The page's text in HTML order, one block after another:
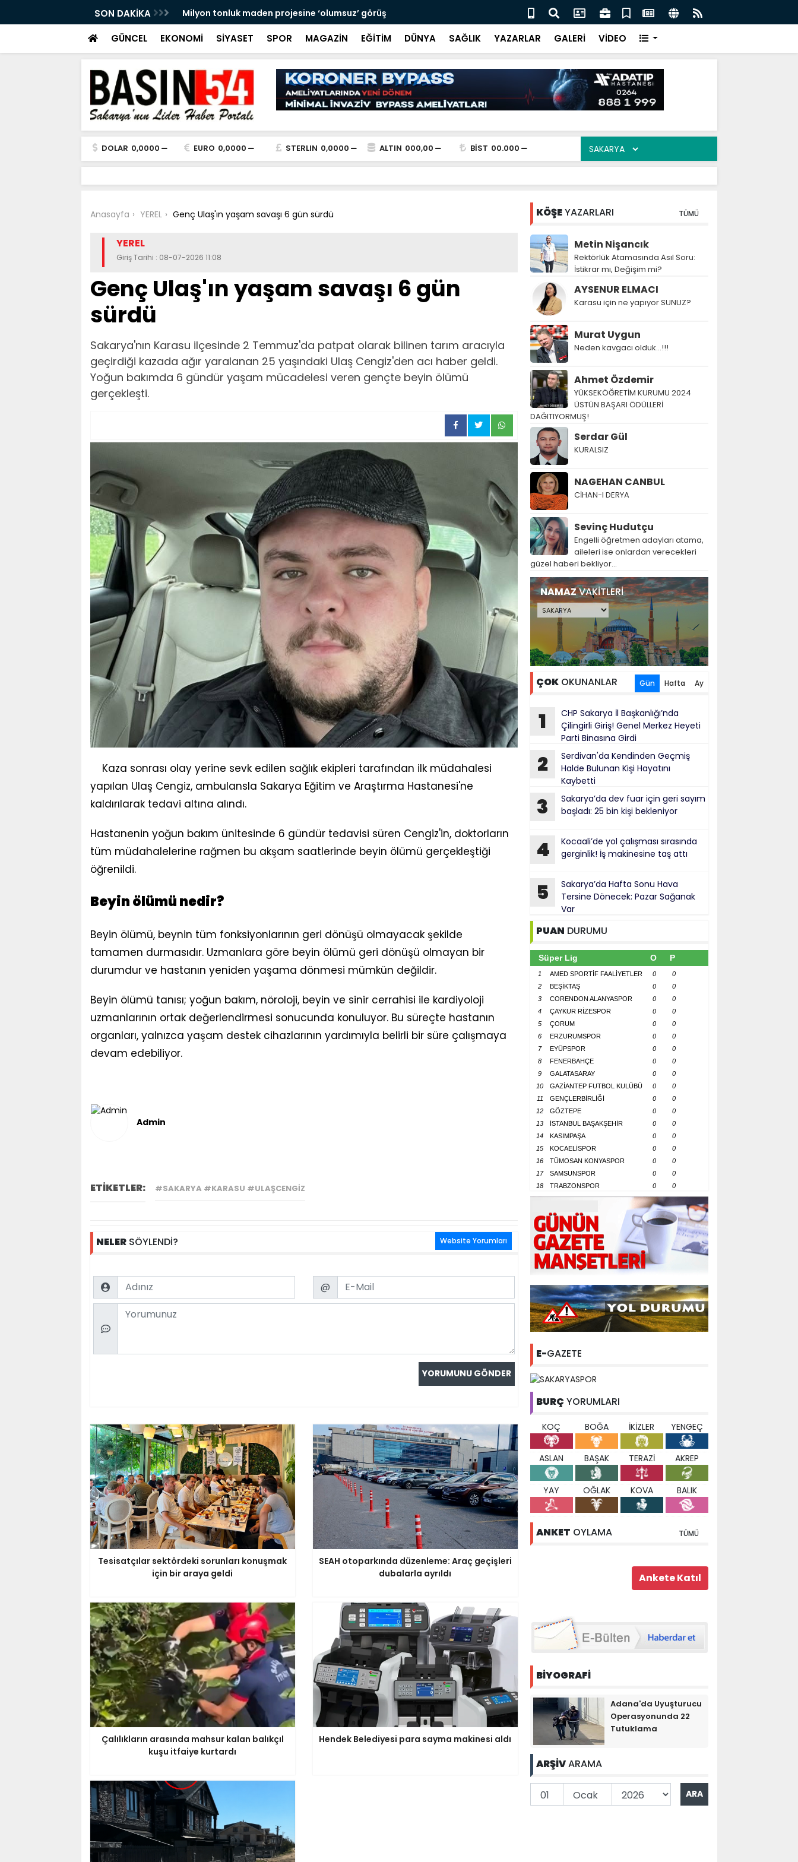
SON DAKİKA 500 metrelik kaçak ağ ele geçirildi Manolya Sokak’ta 17 Ağustos’un izleri: Eski yapılar dikkat çekiyor
GÜNCEL EKONOMİ SİYASET SPOR MAGAZİN EĞİTİM DÜNYA SAĞLIK YAZARLAR GALERİ VİDEO
DOLAR 0,0000 EURO 0,0000 STERLIN 0,0000 ALTIN 000,00 BİST 00.000
Anasayfa YEREL Genç Ulaş'ın yaşam savaşı 6 gün sürdü
YEREL
Giriş Tarihi : 08-07-2026 11:08
Genç Ulaş'ın yaşam savaşı 6 gün
sürdü
Sakarya'nın Karasu ilçesinde 2 Temmuz'da patpat olarak bilinen tarım aracıyla
geçirdiği kazada ağır yaralanan 25 yaşındaki Ulaş Cengiz'den acı haber geldi.
Yoğun bakımda 6 gündür yaşam mücadelesi veren gençte beyin ölümü
gerçekleşti.
Kaza sonrası olay yerine sevk edilen sağlık ekipleri tarafından ilk müdahalesi
yapılan Ulaş Cengiz, ambulansla Sakarya Eğitim ve Araştırma Hastanesi'ne
kaldırılarak tedavi altına alındı.
Hastanenin yoğun bakım ünitesinde 6 gündür tedavisi süren Cengiz'in, doktorların
tüm müdahalelerine rağmen bu akşam saatlerinde beyin ölümü gerçekleştiği
öğrenildi.
Beyin ölümü nedir?
Beyin ölümü, beynin tüm fonksiyonlarının geri dönüşü olmayacak şekilde
tamamen durmasıdır. Uzmanlara göre beyin ölümü geri dönüşü olmayan bir
durumdur ve hastanın yeniden yaşama dönmesi mümkün değildir.
Beyin ölümü tanısı; yoğun bakım, nöroloji, beyin ve sinir cerrahisi ile kardiyoloji
uzmanlarının ortak değerlendirmesi sonucunda konuluyor. Bu süreçte hastanın
organları, yalnızca yaşam destek cihazlarının yardımıyla belirli bir süre çalışmaya
devam edebiliyor.
Admin
ETİKETLER: #SAKARYA #KARASU #ULAŞCENGIZ
NELERSÖYLENDİ? Website Yorumları
Name Email
@
Comment
Tesisatçılar sektördeki sorunları konuşmak
için bir araya geldi
SEAH otoparkında düzenleme: Araç geçişleri
dubalarla ayrıldı
Çalılıkların arasında mahsur kalan balıkçıl
kuşu itfaiye kurtardı
Hendek Belediyesi para sayma makinesi aldı
KÖŞEYAZARLARI TÜMÜ
Metin Nişancık
Rektörlük Atamasında Asıl Soru:
İstikrar mı, Değişim mi?
AYSENUR ELMACI
Karasu için ne yapıyor SUNUZ?
Murat Uygun
Neden kavgacı olduk…!!!
Ahmet Özdemir
YÜKSEKÖĞRETİM KURUMU 2024
ÜSTÜN BAŞARI ÖDÜLLERİ
DAĞITIYORMUŞ!
Serdar Gül
KURALSIZ
NAGEHAN CANBUL
CİHAN-I DERYA
Sevinç Hudutçu
Engelli öğretmen adayları atama,
aileleri ise onlardan verecekleri
güzel haberi bekliyor...
NAMAZVAKİTLERİ
ÇOKOKUNANLAR Gün Hafta Ay
1
CHP Sakarya İl Başkanlığı’nda
Çilingirli Giriş! Genel Merkez Heyeti
Parti Binasına Girdi
2
Serdivan'da Kendinden Geçmiş
Halde Bulunan Kişi Hayatını
Kaybetti
3
Sakarya’da dev fuar için geri sayım
başladı: 25 bin kişi bekleniyor
4
Kocaali’de yol çalışması sırasında
gerginlik! İş makinesine taş attı
5
Sakarya’da Hafta Sonu Hava
Tersine Dönecek: Pazar Sağanak
Var
PUAN DURUMU
Süper Lig O P
1 AMED SPORTİF FAALİYETLER 0
0
2
BEŞİKTAŞ 0
0
3
CORENDON ALANYASPOR 0
0
4
ÇAYKUR RİZESPOR 0
0
5
ÇORUM 0
0
6
ERZURUMSPOR 0
0
7
EYÜPSPOR 0
0
8
FENERBAHÇE 0
0
9
GALATASARAY 0
0
10
GAZİANTEP FUTBOL KULÜBÜ 0
0
11
GENÇLERBİRLİĞİ 0
0
12
GÖZTEPE 0
0
13
İSTANBUL BAŞAKŞEHİR 0
0
14
KASIMPAŞA 0
0
15
KOCAELİSPOR 0
0
16
TÜMOSAN KONYASPOR 0
0
17
SAMSUNSPOR 0
0
18
TRABZONSPOR 0 0
E-GAZETE
BURÇ YORUMLARI
KOÇ BOĞA İKİZLER YENGEÇ
ASLAN BAŞAK TERAZİ AKREP
YAY OĞLAK KOVA BALIK
ANKET OYLAMA TÜMÜ
BİYOGRAFİ
Adana'da Uyuşturucu
Operasyonunda 22
Tutuklama
ARŞİVARAMA